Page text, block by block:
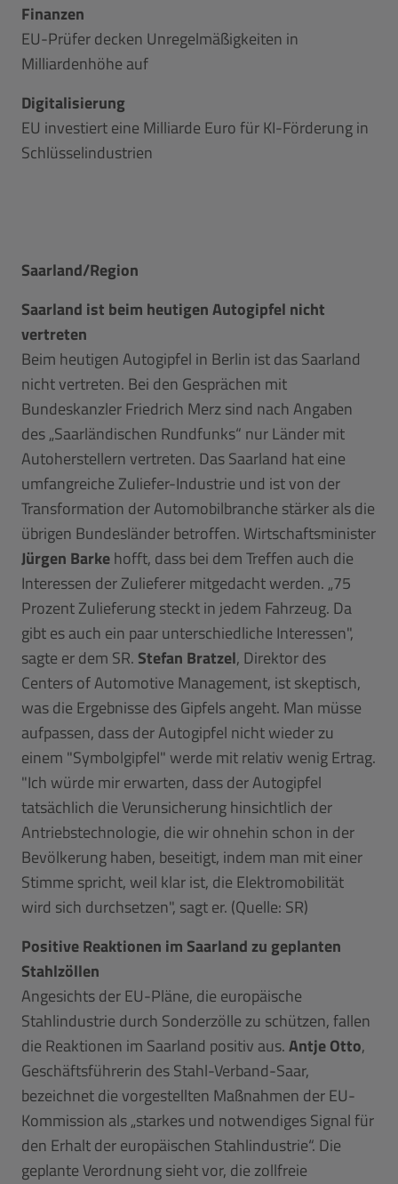
Finanzen
EU-Prüfer decken Unregelmäßigkeiten in
Milliardenhöhe auf
Digitalisierung
EU investiert eine Milliarde Euro für KI-Förderung in
Schlüsselindustrien
Saarland/Region
Saarland ist beim heutigen Autogipfel nicht
vertreten
Beim heutigen Autogipfel in Berlin ist das Saarland
nicht vertreten. Bei den Gesprächen mit
Bundeskanzler Friedrich Merz sind nach Angaben
des „Saarländischen Rundfunks“ nur Länder mit
Autoherstellern vertreten. Das Saarland hat eine
umfangreiche Zuliefer-Industrie und ist von der
Transformation der Automobilbranche stärker als die
übrigen Bundesländer betroffen. Wirtschaftsminister
Jürgen Barkehofft, dass bei dem Treffen auch die
Interessen der Zulieferer mitgedacht werden. „75
Prozent Zulieferung steckt in jedem Fahrzeug. Da
gibt es auch ein paar unterschiedliche Interessen",
sagte er dem SR. Stefan Bratzel, Direktor des
Centers of Automotive Management, ist skeptisch,
was die Ergebnisse des Gipfels angeht. Man müsse
aufpassen, dass der Autogipfel nicht wieder zu
einem "Symbolgipfel" werde mit relativ wenig Ertrag.
"Ich würde mir erwarten, dass der Autogipfel
tatsächlich die Verunsicherung hinsichtlich der
Antriebstechnologie, die wir ohnehin schon in der
Bevölkerung haben, beseitigt, indem man mit einer
Stimme spricht, weil klar ist, die Elektromobilität
wird sich durchsetzen", sagt er. (Quelle: SR)
Positive Reaktionen im Saarland zu geplanten
Stahlzöllen
Angesichts der EU-Pläne, die europäische
Stahlindustrie durch Sonderzölle zu schützen, fallen
die Reaktionen im Saarland positiv aus.Antje Otto,
Geschäftsführerin des Stahl-Verband-Saar,
bezeichnet die vorgestellten Maßnahmen der EU-
Kommission als „starkes und notwendiges Signal für
den Erhalt der europäischen Stahlindustrie“. Die
geplante Verordnung sieht vor, die zollfreie